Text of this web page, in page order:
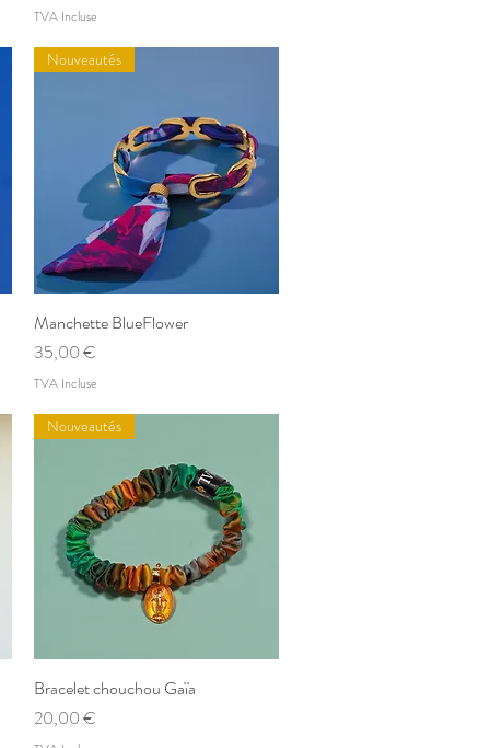
TVA Incluse
Aperçu rapide
Nouveautés
Manchette BlueFlower
Prix
35,00 €
TVA Incluse
Aperçu rapide
Nouveautés
Bracelet chouchou Gaïa
Prix
20,00 €